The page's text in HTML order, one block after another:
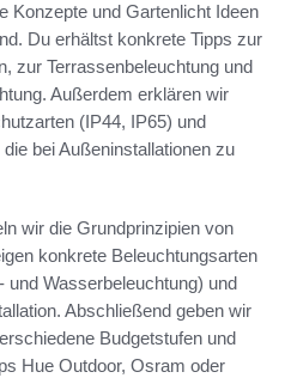
Konzepte und Gartenlicht Ideen
Du erhältst konkrete Tipps zur
zur Terrassenbeleuchtung und
Außerdem erklären wir
(IP44, IP65) und
bei Außeninstallationen zu
wir die Grundprinzipien von
konkrete Beleuchtungsarten
Wasserbeleuchtung) und
Abschließend geben wir
Budgetstufen und
Hue Outdoor, Osram oder